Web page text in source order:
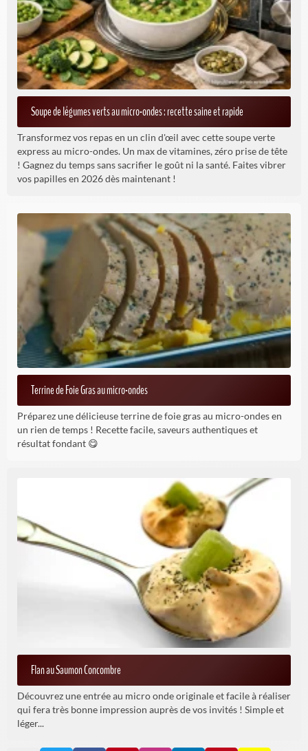
Soupe de légumes verts au micro-ondes : recette saine et rapide
Transformez vos repas en un clin d'œil avec cette soupe verte
express au micro-ondes. Un max de vitamines, zéro prise de tête
! Gagnez du temps sans sacrifier le goût ni la santé. Faites vibrer
vos papilles en 2026 dès maintenant !
Terrine de Foie Gras au micro-ondes
Préparez une délicieuse terrine de foie gras au micro-ondes en
un rien de temps ! Recette facile, saveurs authentiques et
résultat fondant 😋
Flan au Saumon Concombre
Découvrez une entrée au micro onde originale et facile à réaliser
qui fera très bonne impression auprès de vos invités ! Simple et
léger...